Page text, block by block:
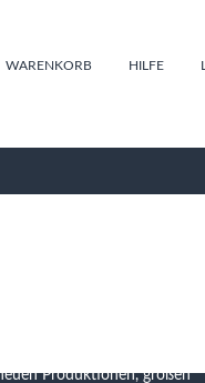
HILFE
WARENKORB
Karten in jeder